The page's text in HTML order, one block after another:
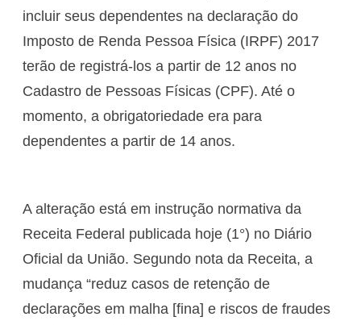
incluir seus dependentes na declaração do
Imposto de Renda Pessoa Física (IRPF) 2017
terão de registrá-los a partir de 12 anos no
Cadastro de Pessoas Físicas (CPF). Até o
momento, a obrigatoriedade era para
dependentes a partir de 14 anos.
A alteração está em instrução normativa da
Receita Federal publicada hoje (1°) no Diário
Oficial da União. Segundo nota da Receita, a
mudança “reduz casos de retenção de
declarações em malha [fina] e riscos de fraudes